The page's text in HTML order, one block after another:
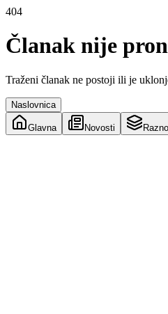
404
Članak nije
Traženi članak ne postoji ili je
Naslovnica
Glavna Novosti Razno